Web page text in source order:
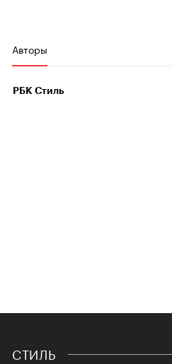
Авторы
РБК Стиль
СТИЛЬ